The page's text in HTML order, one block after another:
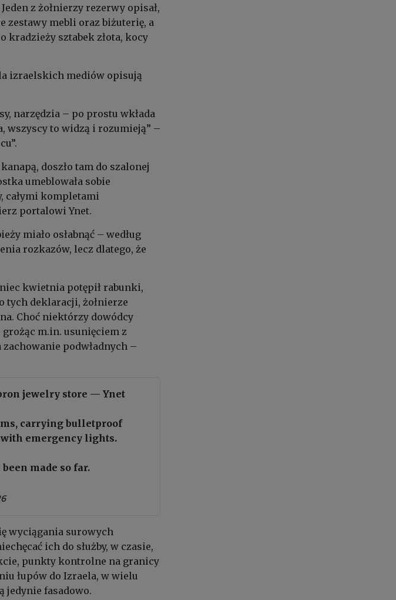
z żołnierzy rezerwy opisał,
zestawy mebli oraz biżuterię, a
kradzieży sztabek złota, kocy
izraelskich mediów opisują
narzędzia – po prostu wkłada
wszyscy to widzą i rozumieją” –
doszło tam do szalonej
umeblowała sobie
całymi kompletami
portalowi Ynet.
miało osłabnąć – według
rozkazów, lecz dlatego, że
kwietnia potępił rabunki,
tych deklaracji, żołnierze
Choć niektórzy dowódcy
m.in. usunięciem z
podwładnych –
jewelry store — Ynet
carrying bulletproof
with emergency lights.
made so far.
wyciągania surowych
ich do służby, w czasie,
punkty kontrolne na granicy
łupów do Izraela, w wielu
jedynie fasadowo.